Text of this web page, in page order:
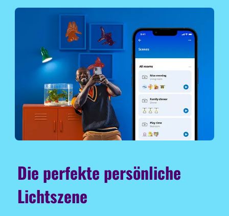
Die perfekte persönliche
Lichtszene